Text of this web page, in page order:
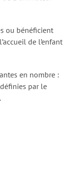
ou bénéficient
de l’enfant
en nombre :
par le